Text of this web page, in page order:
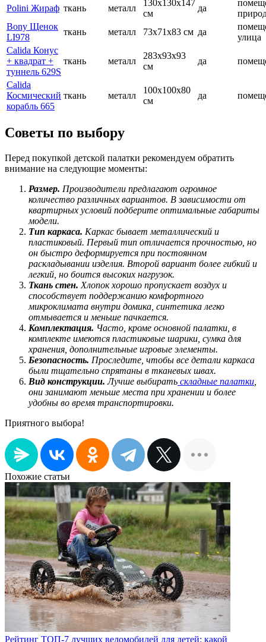
Polini Жираф ткань металл
130x130x147
cм
да
Bony Щенок
LI978
ткань металл 73x71x83 cм да
улица
Calida Конус
+ квадрат +
туннель 629S
ткань металл
283x93x93
cм
да
Calida
Космический
корабль 665
ткань металл
100x100x80
cм
да
Советы по выбору
Перед покупкой детской палатки рекомендуем обратить
внимание на следующие моменты:
Размер. Производители предлагают огромное
количество различных вариантов. В зависимости от
квартирных условий подберите оптимальные габариты
модели.
Тип каркаса. Каркас бывает металлический и
пластиковый. Первый тип отличается прочностью, но
он быстро деформируется при постоянном
раскладывании изделия. Второй вариант более гибкий и
легкий, но боится высоких нагрузок.
Ткань стен. Хлопок хорошо пропускает воздух и
способствует поддержанию комфортного
микроклимата внутри домика, синтетика легко
отмывается и меньше пачкается.
Комплектация. Часто, кроме основной палатки, в
комплекте имеются пластиковые шарики, сумка для
хранения, дополнительные игровые элементы.
Безопасность. Проследите, чтобы все детали каркаса
были тщательно спрятаны в тканевых швах.
Вид конструкции.Лучше выбирать складные палатки
они занимают меньше места при хранении и более
удобны во время транспортировки.
Приятного выбора!
Похожие статьи
Рейтинг ТОП-7 лучших веломобилей для детей: какой